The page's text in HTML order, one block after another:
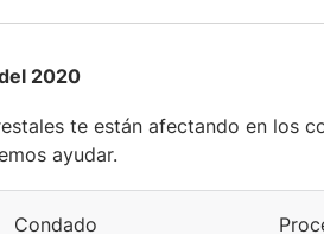
2020
te están afectando en los
ayudar.
Condado